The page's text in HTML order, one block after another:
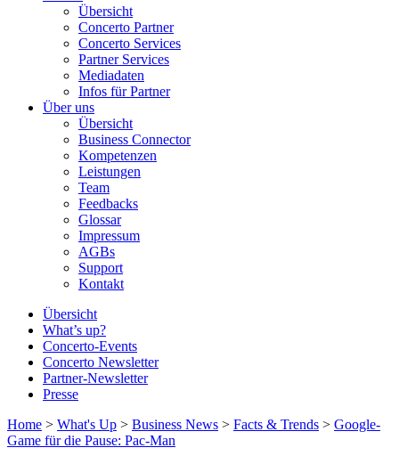
Übersicht
Concerto Partner
Concerto Services
Partner Services
Mediadaten
Infos für Partner
Über uns
Übersicht
Business Connector
Kompetenzen
Leistungen
Team
Feedbacks
Glossar
Impressum
AGBs
Support
Kontakt
Übersicht
What’s up?
Concerto-Events
Concerto Newsletter
Partner-Newsletter
Presse
Home > What's Up > Business News > Facts & Trends > Google-
Game für die Pause: Pac-Man